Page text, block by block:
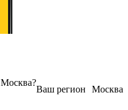
Москва
Ваш регион
Москва?